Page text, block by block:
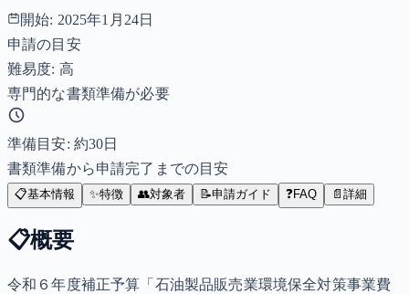
開始: 2025年1月24日
申請の目安
難易度: 高
専門的な書類準備が必要
準備目安: 約30日
書類準備から申請完了までの目安
📋基本情報 ✨特徴 👥対象者 📝申請ガイド ❓FAQ 📄 詳細
📋概要
令和６年度補正予算「石油製品販売業環境保全対策事業費